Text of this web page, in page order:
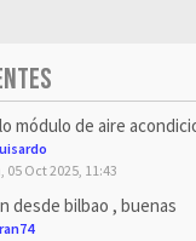
módulo de aire
05 Oct 2025, 11:43
desde bilbao , buenas